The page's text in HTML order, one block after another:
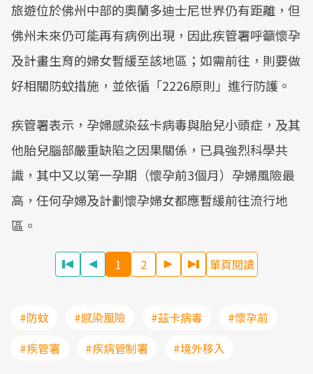
旅遊位於佛州中部的奧蘭多迪士尼世界仍有距離，但
佛州未來仍可能再有病例出現，因此疾管署呼籲懷孕
及計畫生育的婦女暫緩至該地區；如需前往，則要做
好相關防蚊措施，並依循「2226原則」進行防護。
疾管署表示，孕婦感染茲卡病毒與胎兒小頭症，及其
他胎兒腦部嚴重缺陷之因果關係，已具強烈科學共
識，其中又以第一孕期（懷孕前3個月）孕婦風險最
高，任何孕婦及計劃懷孕婦女都應暫緩前往流行地
區。
1 2 單頁閱讀
#防蚊 #感染風險 #茲卡病毒
#懷孕前
#疾管署
#疾病管制署 #境外移入